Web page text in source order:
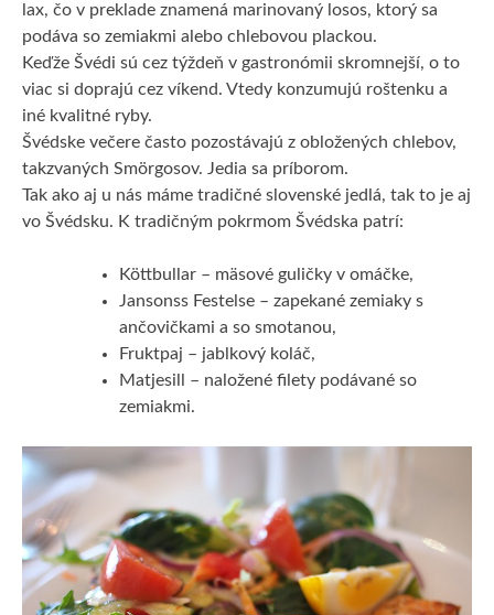
lax, čo v preklade znamená marinovaný losos, ktorý sa
podáva so zemiakmi alebo chlebovou plackou.
Keďže Švédi sú cez týždeň v gastronómii skromnejší, o to
viac si doprajú cez víkend. Vtedy konzumujú roštenku a
iné kvalitné ryby.
Švédske večere často pozostávajú z obložených chlebov,
takzvaných Smörgosov. Jedia sa príborom.
Tak ako aj u nás máme tradičné slovenské jedlá, tak to je aj
vo Švédsku. K tradičným pokrmom Švédska patrí:
Köttbullar – mäsové guličky v omáčke,
Jansonss Festelse – zapekané zemiaky s
ančovičkami a so smotanou,
Fruktpaj – jablkový koláč,
Matjesill – naložené filety podávané so
zemiakmi.